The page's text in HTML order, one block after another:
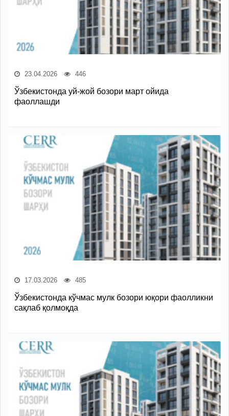
23.04.2026 446
Ўзбекистонда уй-жой бозори март ойида
фаоллашди
17.03.2026 485
Ўзбекистонда кўчмас мулк бозори юқори фаолликни
сақлаб қолмоқда